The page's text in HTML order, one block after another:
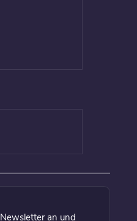
an und